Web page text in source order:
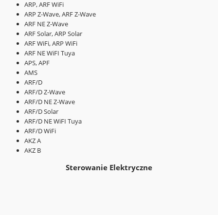
ARP, ARF WiFi
ARP Z-Wave, ARF Z-Wave
ARF NE Z-Wave
ARF Solar, ARP Solar
ARF WiFi, ARP WiFi
ARF NE WiFI Tuya
APS, APF
AMS
ARF/D
ARF/D Z-Wave
ARF/D NE Z-Wave
ARF/D Solar
ARF/D NE WiFI Tuya
ARF/D WiFi
AKZ A
AKZ B
Sterowanie Elektryczne